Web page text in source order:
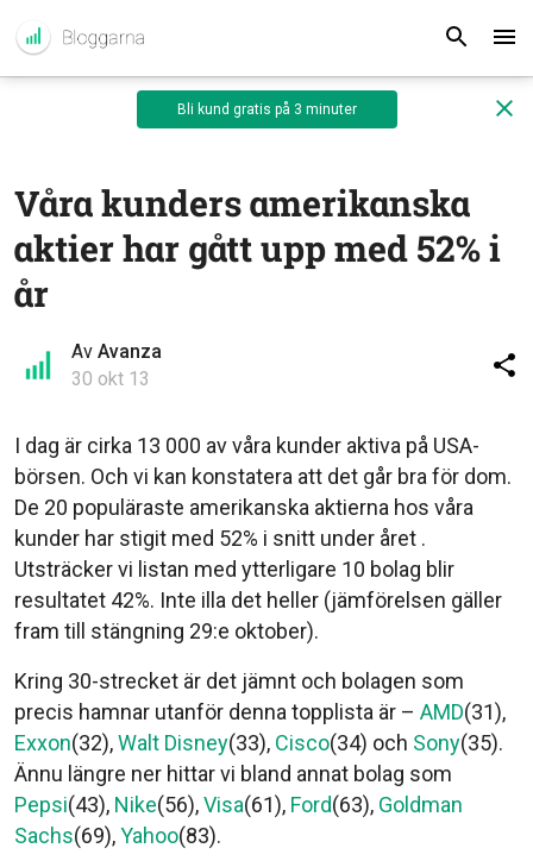
Bli kund gratis på 3 minuter
Våra kunders amerikanska
aktier har gått upp med 52% i
år
Av Avanza
30 okt 13
I dag är cirka 13 000 av våra kunder aktiva på USA-
börsen. Och vi kan konstatera att det går bra för dom.
De 20 populäraste amerikanska aktierna hos våra
kunder har stigit med 52% i snitt under året .
Utsträcker vi listan med ytterligare 10 bolag blir
resultatet 42%. Inte illa det heller (jämförelsen gäller
fram till stängning 29:e oktober).
Kring 30-strecket är det jämnt och bolagen som
precis hamnar utanför denna topplista är – AMD(31),
Exxon(32),Walt Disney(33), Cisco(34) och Sony(35).
Ännu längre ner hittar vi bland annat bolag som
Pepsi(43), Nike(56),Visa(61), Ford(63), Goldman
Sachs(69),Yahoo(83).